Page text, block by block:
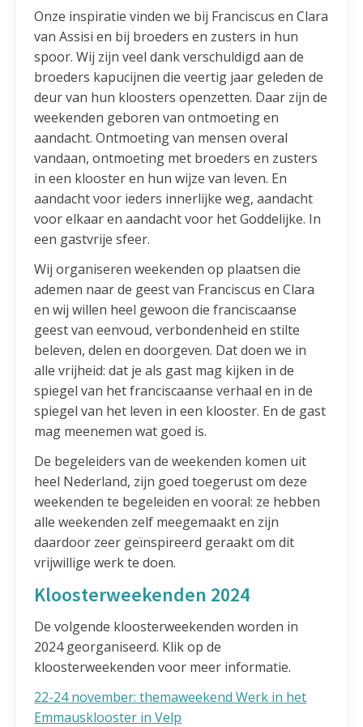
Onze inspiratie vinden we bij Franciscus en Clara
van Assisi en bij broeders en zusters in hun
spoor. Wij zijn veel dank verschuldigd aan de
broeders kapucijnen die veertig jaar geleden de
deur van hun kloosters openzetten. Daar zijn de
weekenden geboren van ontmoeting en
aandacht. Ontmoeting van mensen overal
vandaan, ontmoeting met broeders en zusters
in een klooster en hun wijze van leven. En
aandacht voor ieders innerlijke weg, aandacht
voor elkaar en aandacht voor het Goddelijke. In
een gastvrije sfeer.
Wij organiseren weekenden op plaatsen die
ademen naar de geest van Franciscus en Clara
en wij willen heel gewoon die franciscaanse
geest van eenvoud, verbondenheid en stilte
beleven, delen en doorgeven. Dat doen we in
alle vrijheid: dat je als gast mag kijken in de
spiegel van het franciscaanse verhaal en in de
spiegel van het leven in een klooster. En de gast
mag meenemen wat goed is.
De begeleiders van de weekenden komen uit
heel Nederland, zijn goed toegerust om deze
weekenden te begeleiden en vooral: ze hebben
alle weekenden zelf meegemaakt en zijn
daardoor zeer geïnspireerd geraakt om dit
vrijwillige werk te doen.
Kloosterweekenden 2024
De volgende kloosterweekenden worden in
2024 georganiseerd. Klik op de
kloosterweekenden voor meer informatie.
22-24 november: themaweekend Werk in het
Emmausklooster in Velp